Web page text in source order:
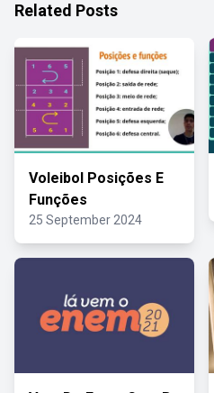
Related Posts
Voleibol Posições E
Funções
25 September 2024